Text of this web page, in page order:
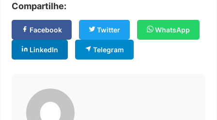
Compartilhe:
Facebook Twitter WhatsApp
LinkedIn Telegram